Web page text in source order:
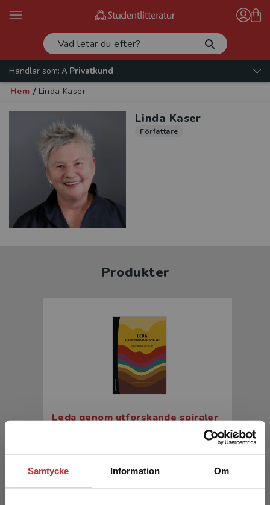
Samtycke Information Om
Handlar som:
Privatkund
Hem / Linda Kaser
Linda Kaser
Författare
Produkter
Leda genom utforskande spiraler
377 kr
inkl. moms
Exkl. moms: 356 kr